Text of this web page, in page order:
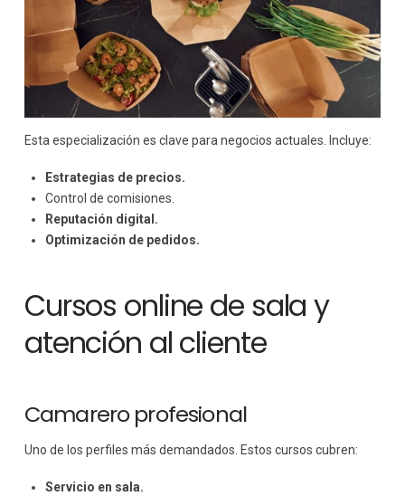
Esta especialización es clave para negocios actuales. Incluye:
Estrategias de precios.
Control de comisiones.
Reputación digital.
Optimización de pedidos.
Cursos online de sala y
atención al cliente
Camarero profesional
Uno de los perfiles más demandados. Estos cursos cubren:
Servicio en sala.